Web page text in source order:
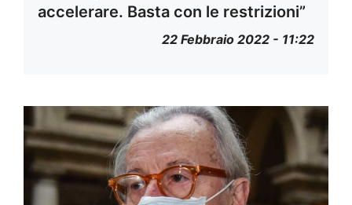
accelerare. Basta con le restrizioni”
22 Febbraio 2022 - 11:22